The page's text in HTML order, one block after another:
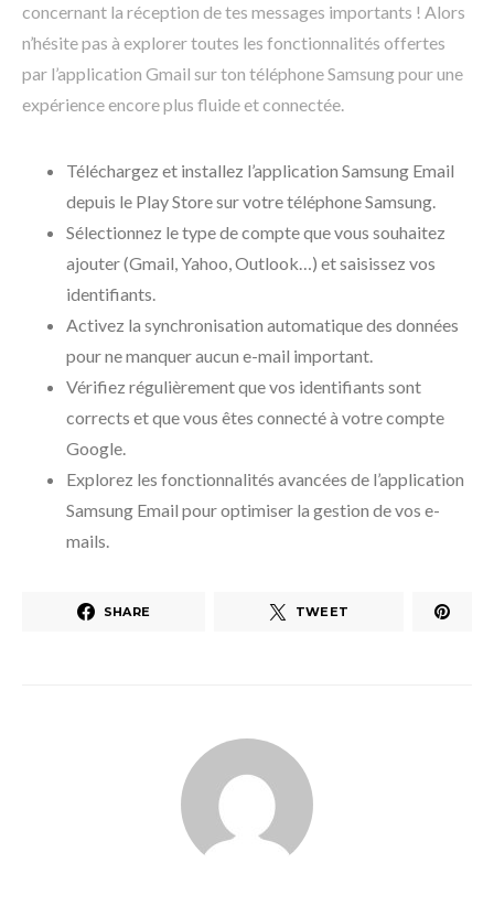
concernant la réception de tes messages importants ! Alors
n’hésite pas à explorer toutes les fonctionnalités offertes
par l’application Gmail sur ton téléphone Samsung pour une
expérience encore plus fluide et connectée.
Téléchargez et installez l’application Samsung Email
depuis le Play Store sur votre téléphone Samsung.
Sélectionnez le type de compte que vous souhaitez
ajouter (Gmail, Yahoo, Outlook…) et saisissez vos
identifiants.
Activez la synchronisation automatique des données
pour ne manquer aucun e-mail important.
Vérifiez régulièrement que vos identifiants sont
corrects et que vous êtes connecté à votre compte
Google.
Explorez les fonctionnalités avancées de l’application
Samsung Email pour optimiser la gestion de vos e-
mails.
SHARE TWEET